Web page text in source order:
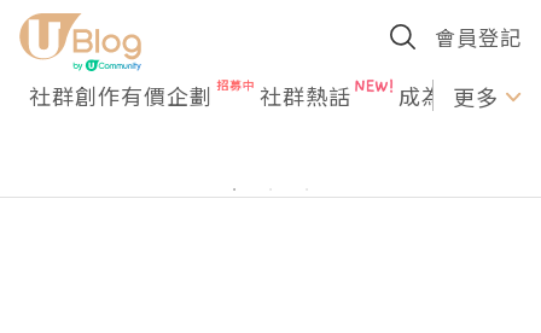
會員登記
社群創作有價企劃 社群熱話 成為U更多